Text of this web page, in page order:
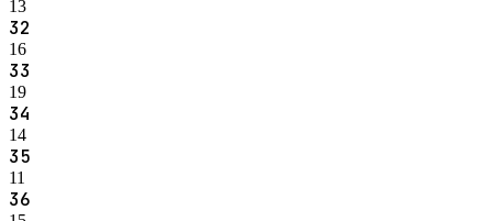
13
32
16
33
19
34
14
35
11
36